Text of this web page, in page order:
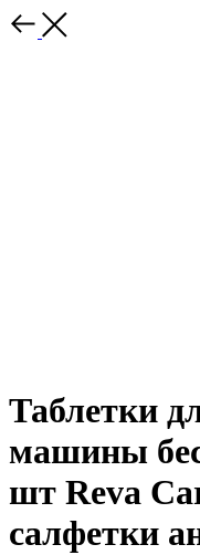
Таблетки
машины
шт Reva
салфетки